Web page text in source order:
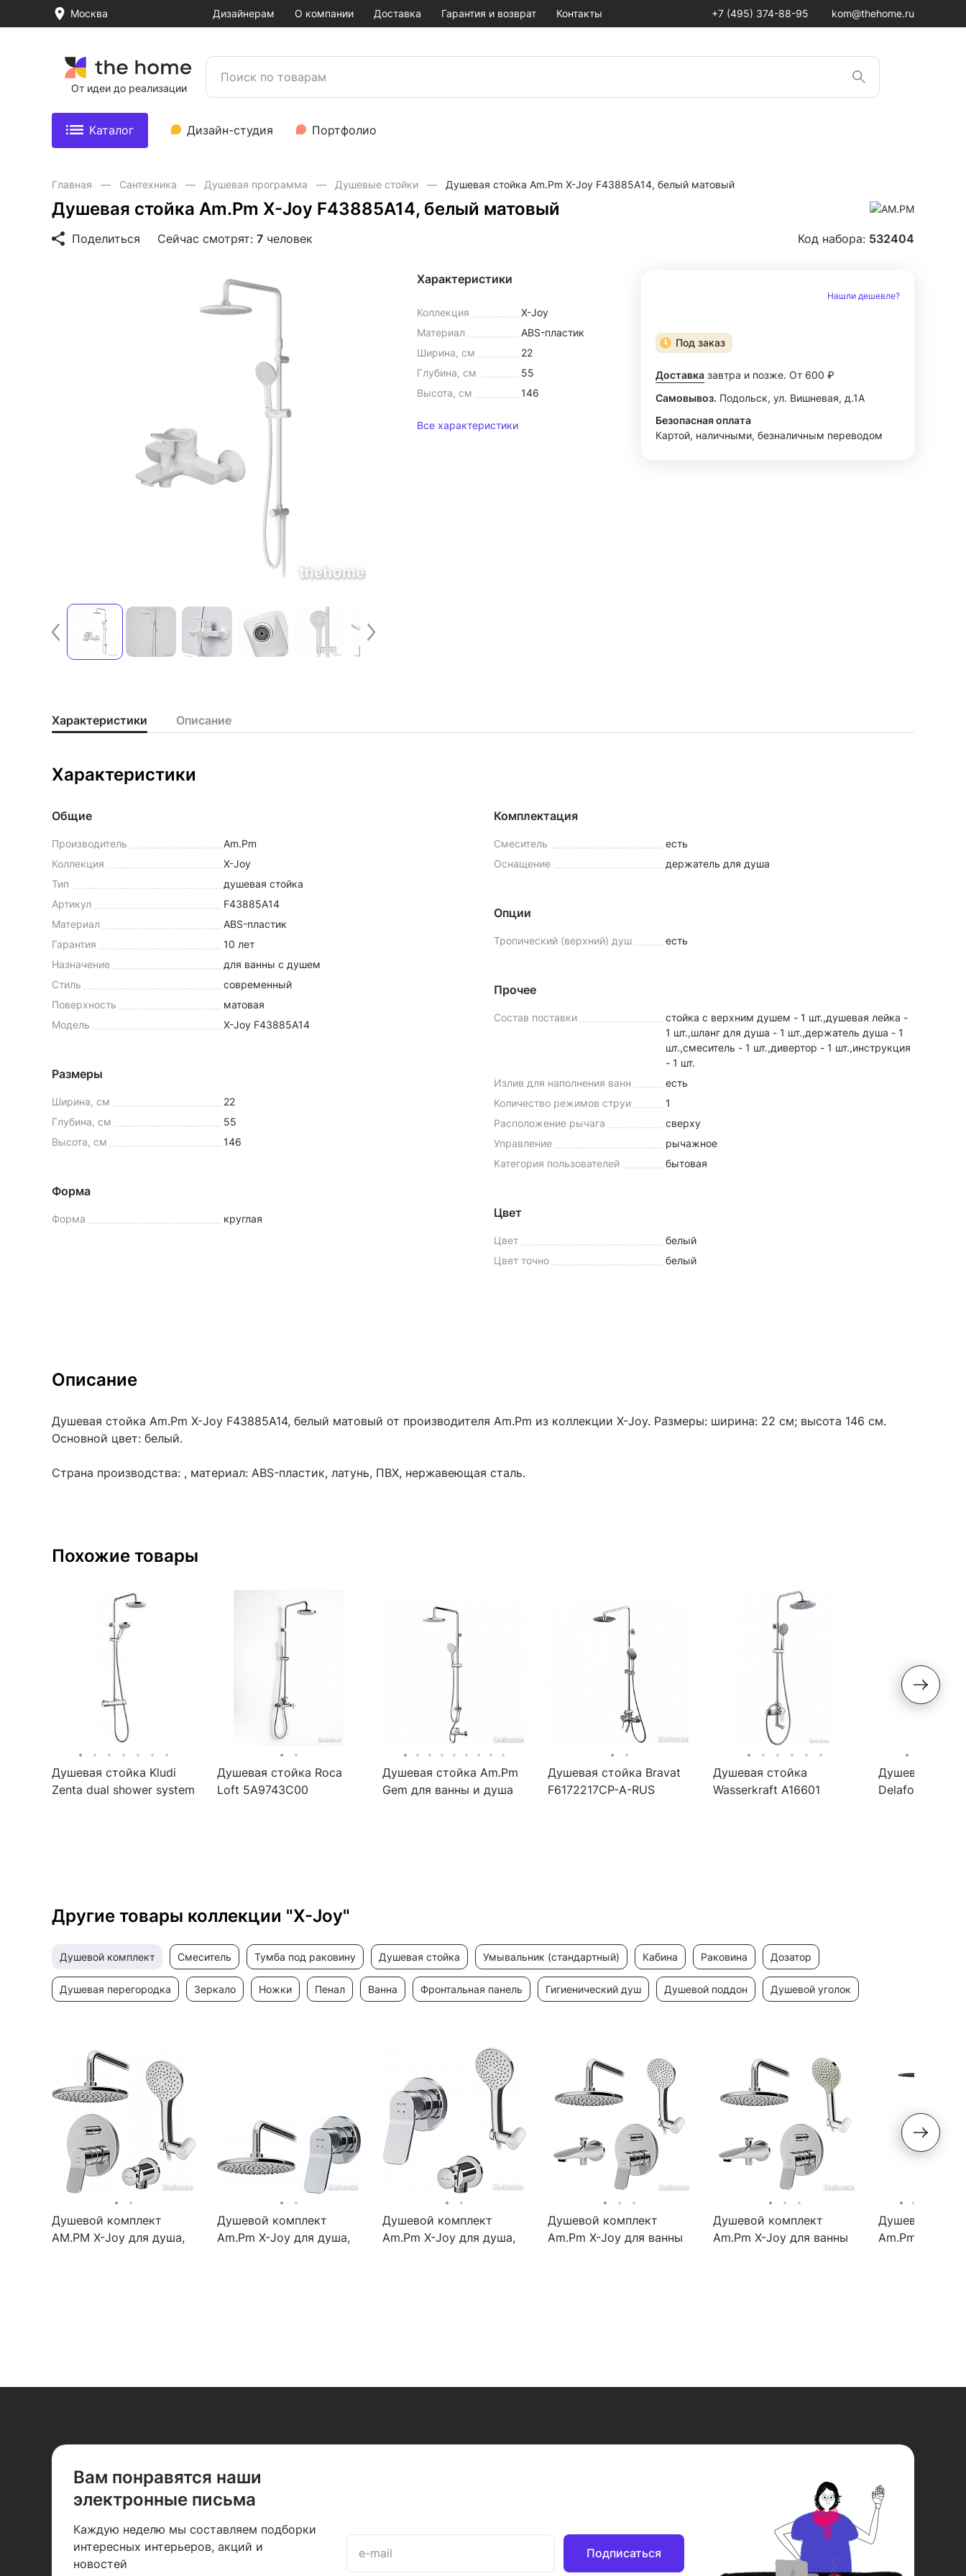
Москва Дизайнерам О компании Доставка Гарантия и возврат Контакты +7 (495) 374-88-95 kom@thehome.ru
От идеи до реализации
Каталог Дизайн-студия Портфолио
Главная Сантехника Душевая программа Душевые стойки Душевая стойка Am.Pm X-Joy F43885A14, белый матовый
Душевая стойка Am.Pm X-Joy F43885A14, белый матовый
Поделиться Сейчас смотрят: 7 человек Код набора: 532404
Характеристики
Коллекция
X-Joy
Материал
ABS-пластик
Ширина, см
22
Глубина, см
55
Высота, см
146
Все характеристики
Нашли дешевле?
Под заказ
Доставка завтра и позже. От 600 ₽
Самовывоз. Подольск, ул. Вишневая, д.1А
Безопасная оплата
Картой, наличными, безналичным переводом
Характеристики Описание
Характеристики
Общие
Производитель
Am.Pm
Коллекция
X-Joy
Тип
душевая стойка
Артикул
F43885A14
Материал
ABS-пластик
Гарантия
10 лет
Назначение
для ванны с душем
Стиль
современный
Поверхность
матовая
Модель
X-Joy F43885A14
Размеры
Ширина, см
22
Глубина, см
55
Высота, см
146
Форма
Форма круглая
Комплектация
Смеситель
есть
Оснащение
держатель для душа
Опции
Тропический (верхний) душ есть
Прочее
Состав поставки
стойка с верхним душем - 1 шт.,душевая лейка -
1 шт.,шланг для душа - 1 шт.,держатель душа - 1
шт.,смеситель - 1 шт.,дивертор - 1 шт.,инструкция
- 1 шт.
Излив для наполнения ванн
есть
Количество режимов струи
1
Расположение рычага
сверху
Управление
рычажное
Категория пользователей
бытовая
Цвет
Цвет
белый
Цвет точно
белый
Описание
Душевая стойка Am.Pm X-Joy F43885A14, белый матовый от производителя Am.Pm из коллекции X-Joy. Размеры: ширина: 22 см; высота 146 см.
Основной цвет: белый.
Страна производства: , материал: ABS-пластик, латунь, ПВХ, нержавеющая сталь.
Похожие товары
Душевая стойка Kludi
Zenta dual shower system
Душевая стойка Roca
Loft 5A9743C00
Душевая стойка Am.Pm
Gem для ванны и душа
Душевая стойка Bravat
F6172217CP-A-RUS
Душевая стойка
Wasserkraft A16601
Душевая
Delafon Eo
Другие товары коллекции "X-Joy"
душевой комплект смеситель тумба под раковину душевая стойка умывальник (стандартный) кабина раковина дозатор
душевая перегородка зеркало ножки пенал ванна фронтальная панель гигиенический душ душевой поддон душевой уголок
Душевой комплект
AM.PM X-Joy для душа,
Душевой комплект
Am.Pm X-Joy для душа,
Душевой комплект
Am.Pm X-Joy для душа,
Душевой комплект
Am.Pm X-Joy для ванны
Душевой комплект
Am.Pm X-Joy для ванны
Душевой
Am.Pm X-Joy
Вам понравятся наши
электронные письма
Каждую неделю мы составляем подборки
интересных интерьеров, акций и
новостей
Подписаться